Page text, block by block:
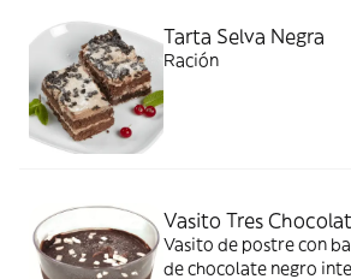
Tarta Selva Negra
Ración
Vasito Tres
Vasito de postre con
de chocolate negro